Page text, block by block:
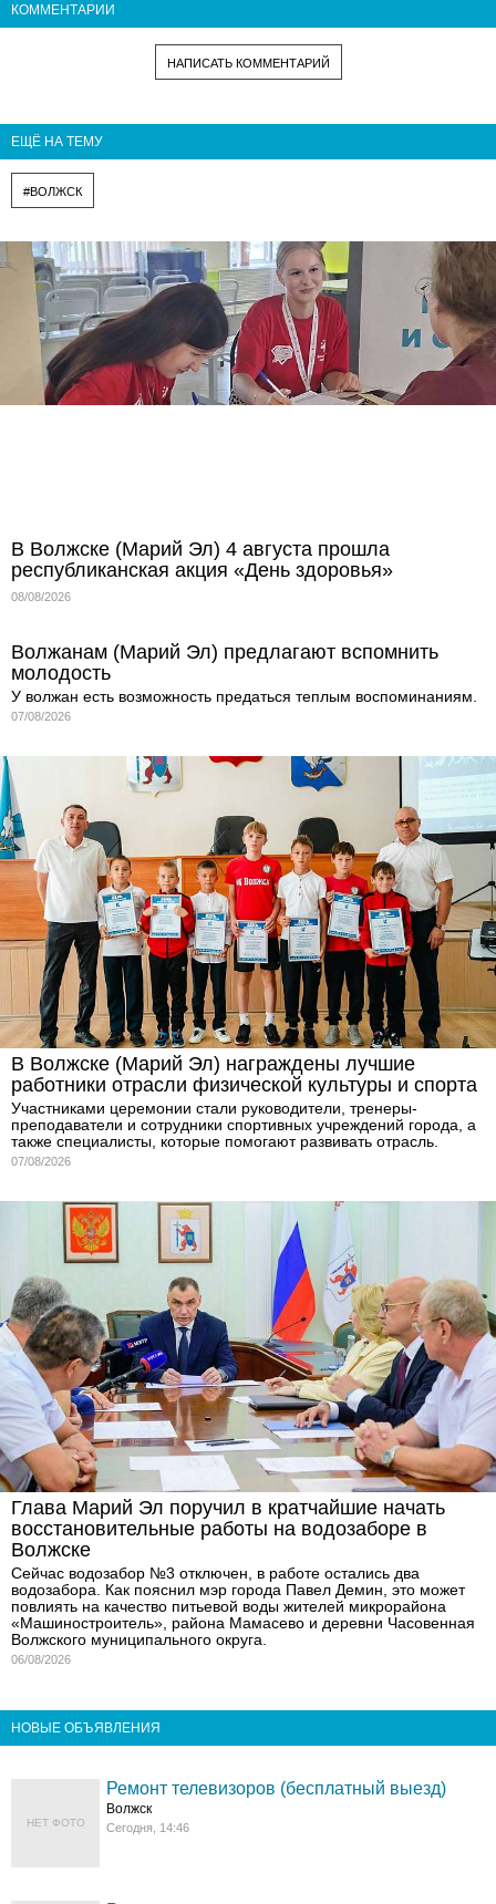
КОММЕНТАРИИ
НАПИСАТЬ КОММЕНТАРИЙ
ЕЩЁ НА ТЕМУ
#ВОЛЖСК
В Волжске (Марий Эл) 4 августа прошла
республиканская акция «День здоровья»
08/08/2026
Волжанам (Марий Эл) предлагают вспомнить
молодость
У волжан есть возможность предаться теплым воспоминаниям.
07/08/2026
В Волжске (Марий Эл) награждены лучшие
работники отрасли физической культуры и спорта
Участниками церемонии стали руководители, тренеры-
преподаватели и сотрудники спортивных учреждений города, а
также специалисты, которые помогают развивать отрасль.
07/08/2026
Глава Марий Эл поручил в кратчайшие начать
восстановительные работы на водозаборе в
Волжске
Сейчас водозабор №3 отключен, в работе остались два
водозабора. Как пояснил мэр города Павел Демин, это может
повлиять на качество питьевой воды жителей микрорайона
«Машиностроитель», района Мамасево и деревни Часовенная
Волжского муниципального округа.
06/08/2026
НОВЫЕ ОБЪЯВЛЕНИЯ
НЕТ ФОТО
Ремонт телевизоров (бесплатный выезд)
Волжск
Сегодня, 14:46